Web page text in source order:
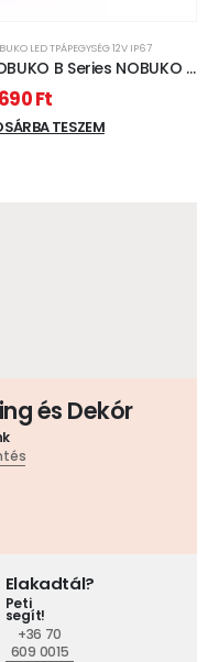
LED TPÁPEGYSÉG 12V IP67
B Series NOBUKO B
12V 20W IP67 Kültéri
Tápegység
Ft
TESZEM
és Dekór
Elakadtál?
Peti
segít!
+36 70
609 0015